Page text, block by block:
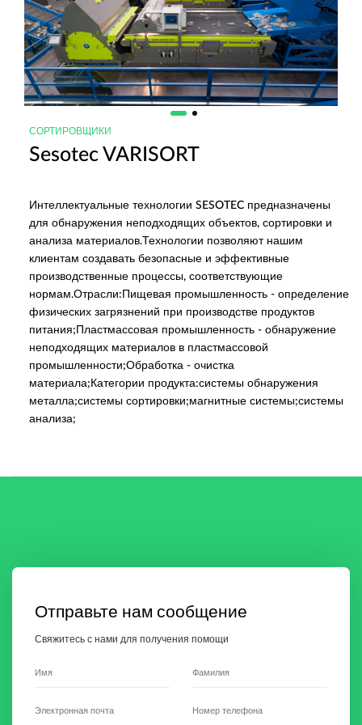
СОРТИРОВЩИКИ
Sesotec VARISORT
Интеллектуальные технологии SESOTEC предназначены
для обнаружения неподходящих объектов, сортировки и
анализа материалов.Технологии позволяют нашим
клиентам создавать безопасные и эффективные
производственные процессы, соответствующие
нормам.Отрасли:Пищевая промышленность - определение
физических загрязнений при производстве продуктов
питания;Пластмассовая промышленность - обнаружение
неподходящих материалов в пластмассовой
промышленности;Обработка - очистка
материала;Категории продукта:системы обнаружения
металла;системы сортировки;магнитные системы;системы
анализа;
Отправьте нам сообщение
Свяжитесь с нами для получения помощи